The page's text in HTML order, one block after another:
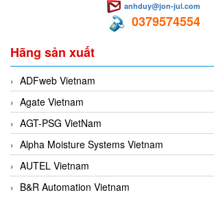
anhduy@jon-jul.com
0379574554
Hãng sản xuất
ADFweb Vietnam
Agate Vietnam
AGT-PSG VietNam
Alpha Moisture Systems Vietnam
AUTEL Vietnam
B&R Automation Vietnam